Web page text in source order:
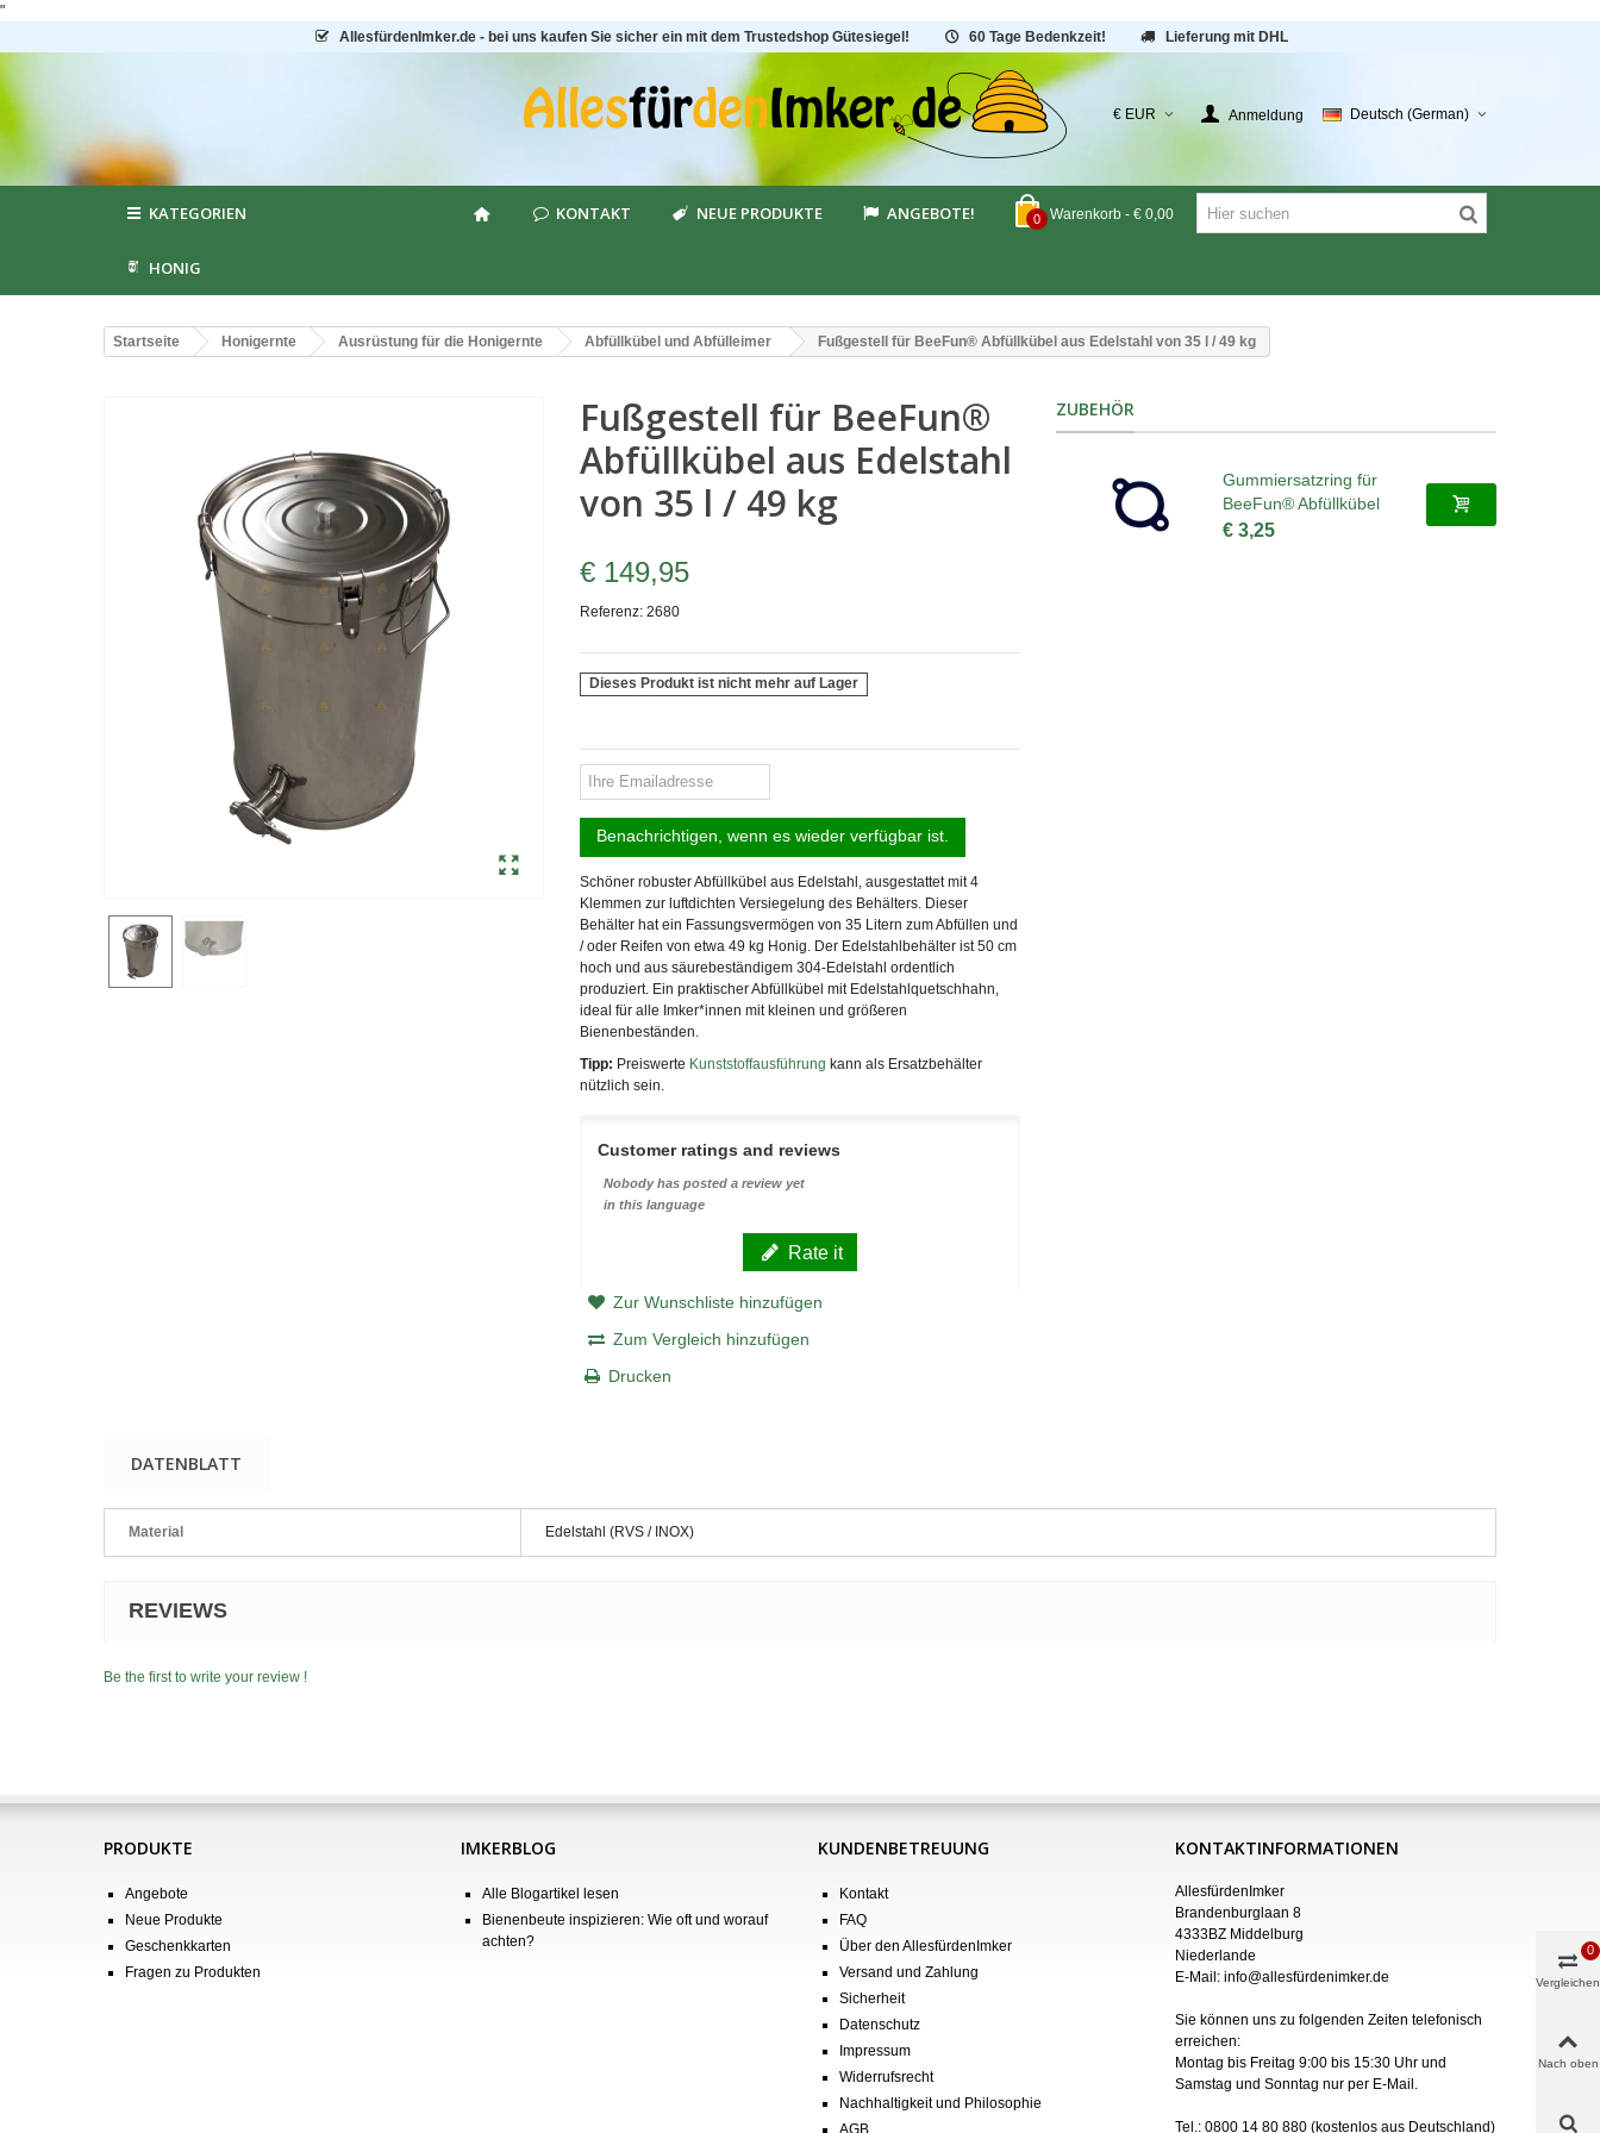
"
AllesfürdenImker.de - bei uns kaufen Sie sicher ein mit dem Trustedshop Gütesiegel!
60 Tage Bedenkzeit! Lieferung mit DHL
€ EUR Anmeldung Deutsch (German)
0 Warenkorb - € 0,00
KATEGORIEN KONTAKT NEUE PRODUKTE ANGEBOTE!
HONIG
Startseite Honigernte Ausrüstung für die Honigernte Abfüllkübel und Abfülleimer Fußgestell für BeeFun® Abfüllkübel aus Edelstahl von 35 l / 49 kg
Fußgestell für BeeFun®
Abfüllkübel aus Edelstahl
von 35 l / 49 kg
€ 149,95
Referenz: 2680
Dieses Produkt ist nicht mehr auf Lager
Benachrichtigen, wenn es wieder verfügbar ist.
Schöner robuster Abfüllkübel aus Edelstahl, ausgestattet mit 4
Klemmen zur luftdichten Versiegelung des Behälters. Dieser
Behälter hat ein Fassungsvermögen von 35 Litern zum Abfüllen und
/ oder Reifen von etwa 49 kg Honig. Der Edelstahlbehälter ist 50 cm
hoch und aus säurebeständigem 304-Edelstahl ordentlich
produziert. Ein praktischer Abfüllkübel mit Edelstahlquetschhahn,
ideal für alle Imker*innen mit kleinen und größeren
Bienenbeständen.
Tipp: Preiswerte Kunststoffausführung kann als Ersatzbehälter
nützlich sein.
Customer ratings and reviews
Nobody has posted a review yet
in this language
Rate it
Zur Wunschliste hinzufügen
Zum Vergleich hinzufügen
Drucken
ZUBEHÖR
Gummiersatzring für
BeeFun® Abfüllkübel
€ 3,25
DATENBLATT
Material Edelstahl (RVS / INOX)
REVIEWS
Be the first to write your review !
PRODUKTE
Angebote
Neue Produkte
Geschenkkarten
Fragen zu Produkten
IMKERBLOG
Alle Blogartikel lesen
Bienenbeute inspizieren: Wie oft und worauf
achten?
KUNDENBETREUUNG
Kontakt
FAQ
Über den AllesfürdenImker
Versand und Zahlung
Sicherheit
Datenschutz
Impressum
Widerrufsrecht
Nachhaltigkeit und Philosophie
AGB
KONTAKTINFORMATIONEN
AllesfürdenImker
Brandenburglaan 8
4333BZ Middelburg
Niederlande
E-Mail: info@allesfürdenimker.de
Sie können uns zu folgenden Zeiten telefonisch
erreichen:
Montag bis Freitag 9:00 bis 15:30 Uhr und
Samstag und Sonntag nur per E-Mail .
Tel.: 0800 14 80 880 (kostenlos aus Deutschland)
Vergleichen
0
Nach oben